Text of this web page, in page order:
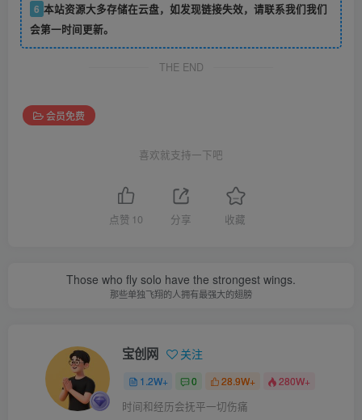
6 本站资源大多存储在云盘，如发现链接失效，请联系我们我们
会第一时间更新。
THE END
会员免费
喜欢就支持一下吧
点赞 10 分享 收藏
Those who fly solo have the strongest wings.
那些单独飞翔的人拥有最强大的翅膀
宝创网 关注
1.2W+ 0 28.9W+ 280W+
时间和经历会抚平一切伤痛